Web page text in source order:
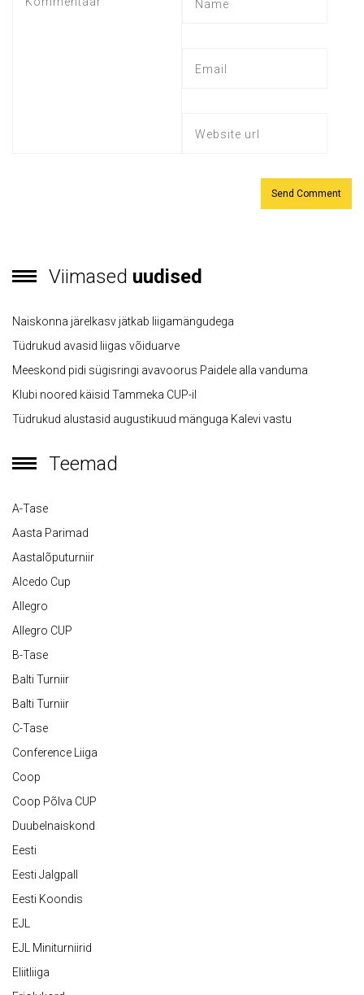
Viimased uudised
Naiskonna järelkasv jätkab liigamängudega
Tüdrukud avasid liigas võiduarve
Meeskond pidi sügisringi avavoorus Paidele alla vanduma
Klubi noored käisid Tammeka CUP-il
Tüdrukud alustasid augustikuud mänguga Kalevi vastu
Teemad
A-Tase
Aasta Parimad
Aastalõputurniir
Alcedo Cup
Allegro
Allegro CUP
B-Tase
Balti Turniir
Balti Turniir
C-Tase
Conference Liiga
Coop
Coop Põlva CUP
Duubelnaiskond
Eesti
Eesti Jalgpall
Eesti Koondis
EJL
EJL Miniturniirid
Eliitliiga